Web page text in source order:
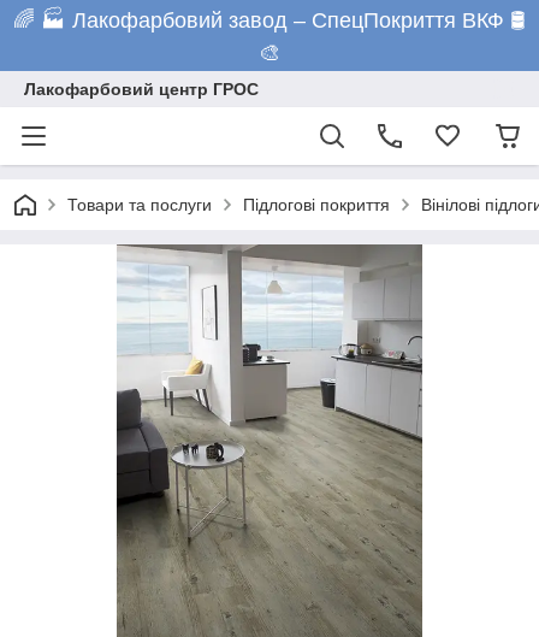
🌈 🏭 Лакофарбовий завод – СпецПокриття ВКФ 🛢️
🎨
Лакофарбовий центр ГРОС
Товари та послуги Підлогові покриття Вінілові